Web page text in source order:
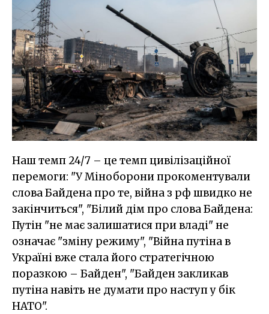
Наш темп 24/7 – це темп цивілізаційної
перемоги: "У Міноборони прокоментували
слова Байдена про те, війна з рф швидко не
закінчиться", "Білий дім про слова Байдена:
Путін "не має залишатися при владі" не
означає "зміну режиму", "Війна путіна в
Україні вже стала його стратегічною
поразкою – Байден", "Байден закликав
путіна навіть не думати про наступ у бік
НАТО".